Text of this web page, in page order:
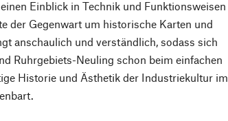
Einblick in Technik und Funktionsweisen
der Gegenwart um historische Karten und
anschaulich und verständlich, sodass sich
Ruhrgebiets-Neuling schon beim einfachen
Historie und Ästhetik der Industriekultur im